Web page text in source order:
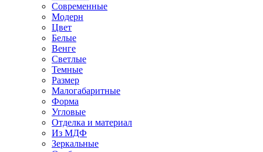
Современные
Модерн
Цвет
Белые
Венге
Светлые
Темные
Размер
Малогабаритные
Форма
Угловые
Отделка и материал
Из МДФ
Зеркальные